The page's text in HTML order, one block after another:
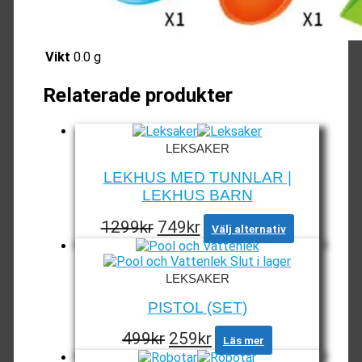
Vikt 0.0 g
Relaterade produkter
LEKSAKER
LEKHUS MED TUNNLAR |
LEKHUS BARN
1299kr Det
ursprungliga
priset
var:
1299kr.
749krDet
nuvarande
priset
är:
749kr.
Välj alternativ
här
alternativen
Slut i lager
LEKSAKER
PISTOL (SET)
499kr Det
ursprungliga
259krDet
nuvarande
Läs mer